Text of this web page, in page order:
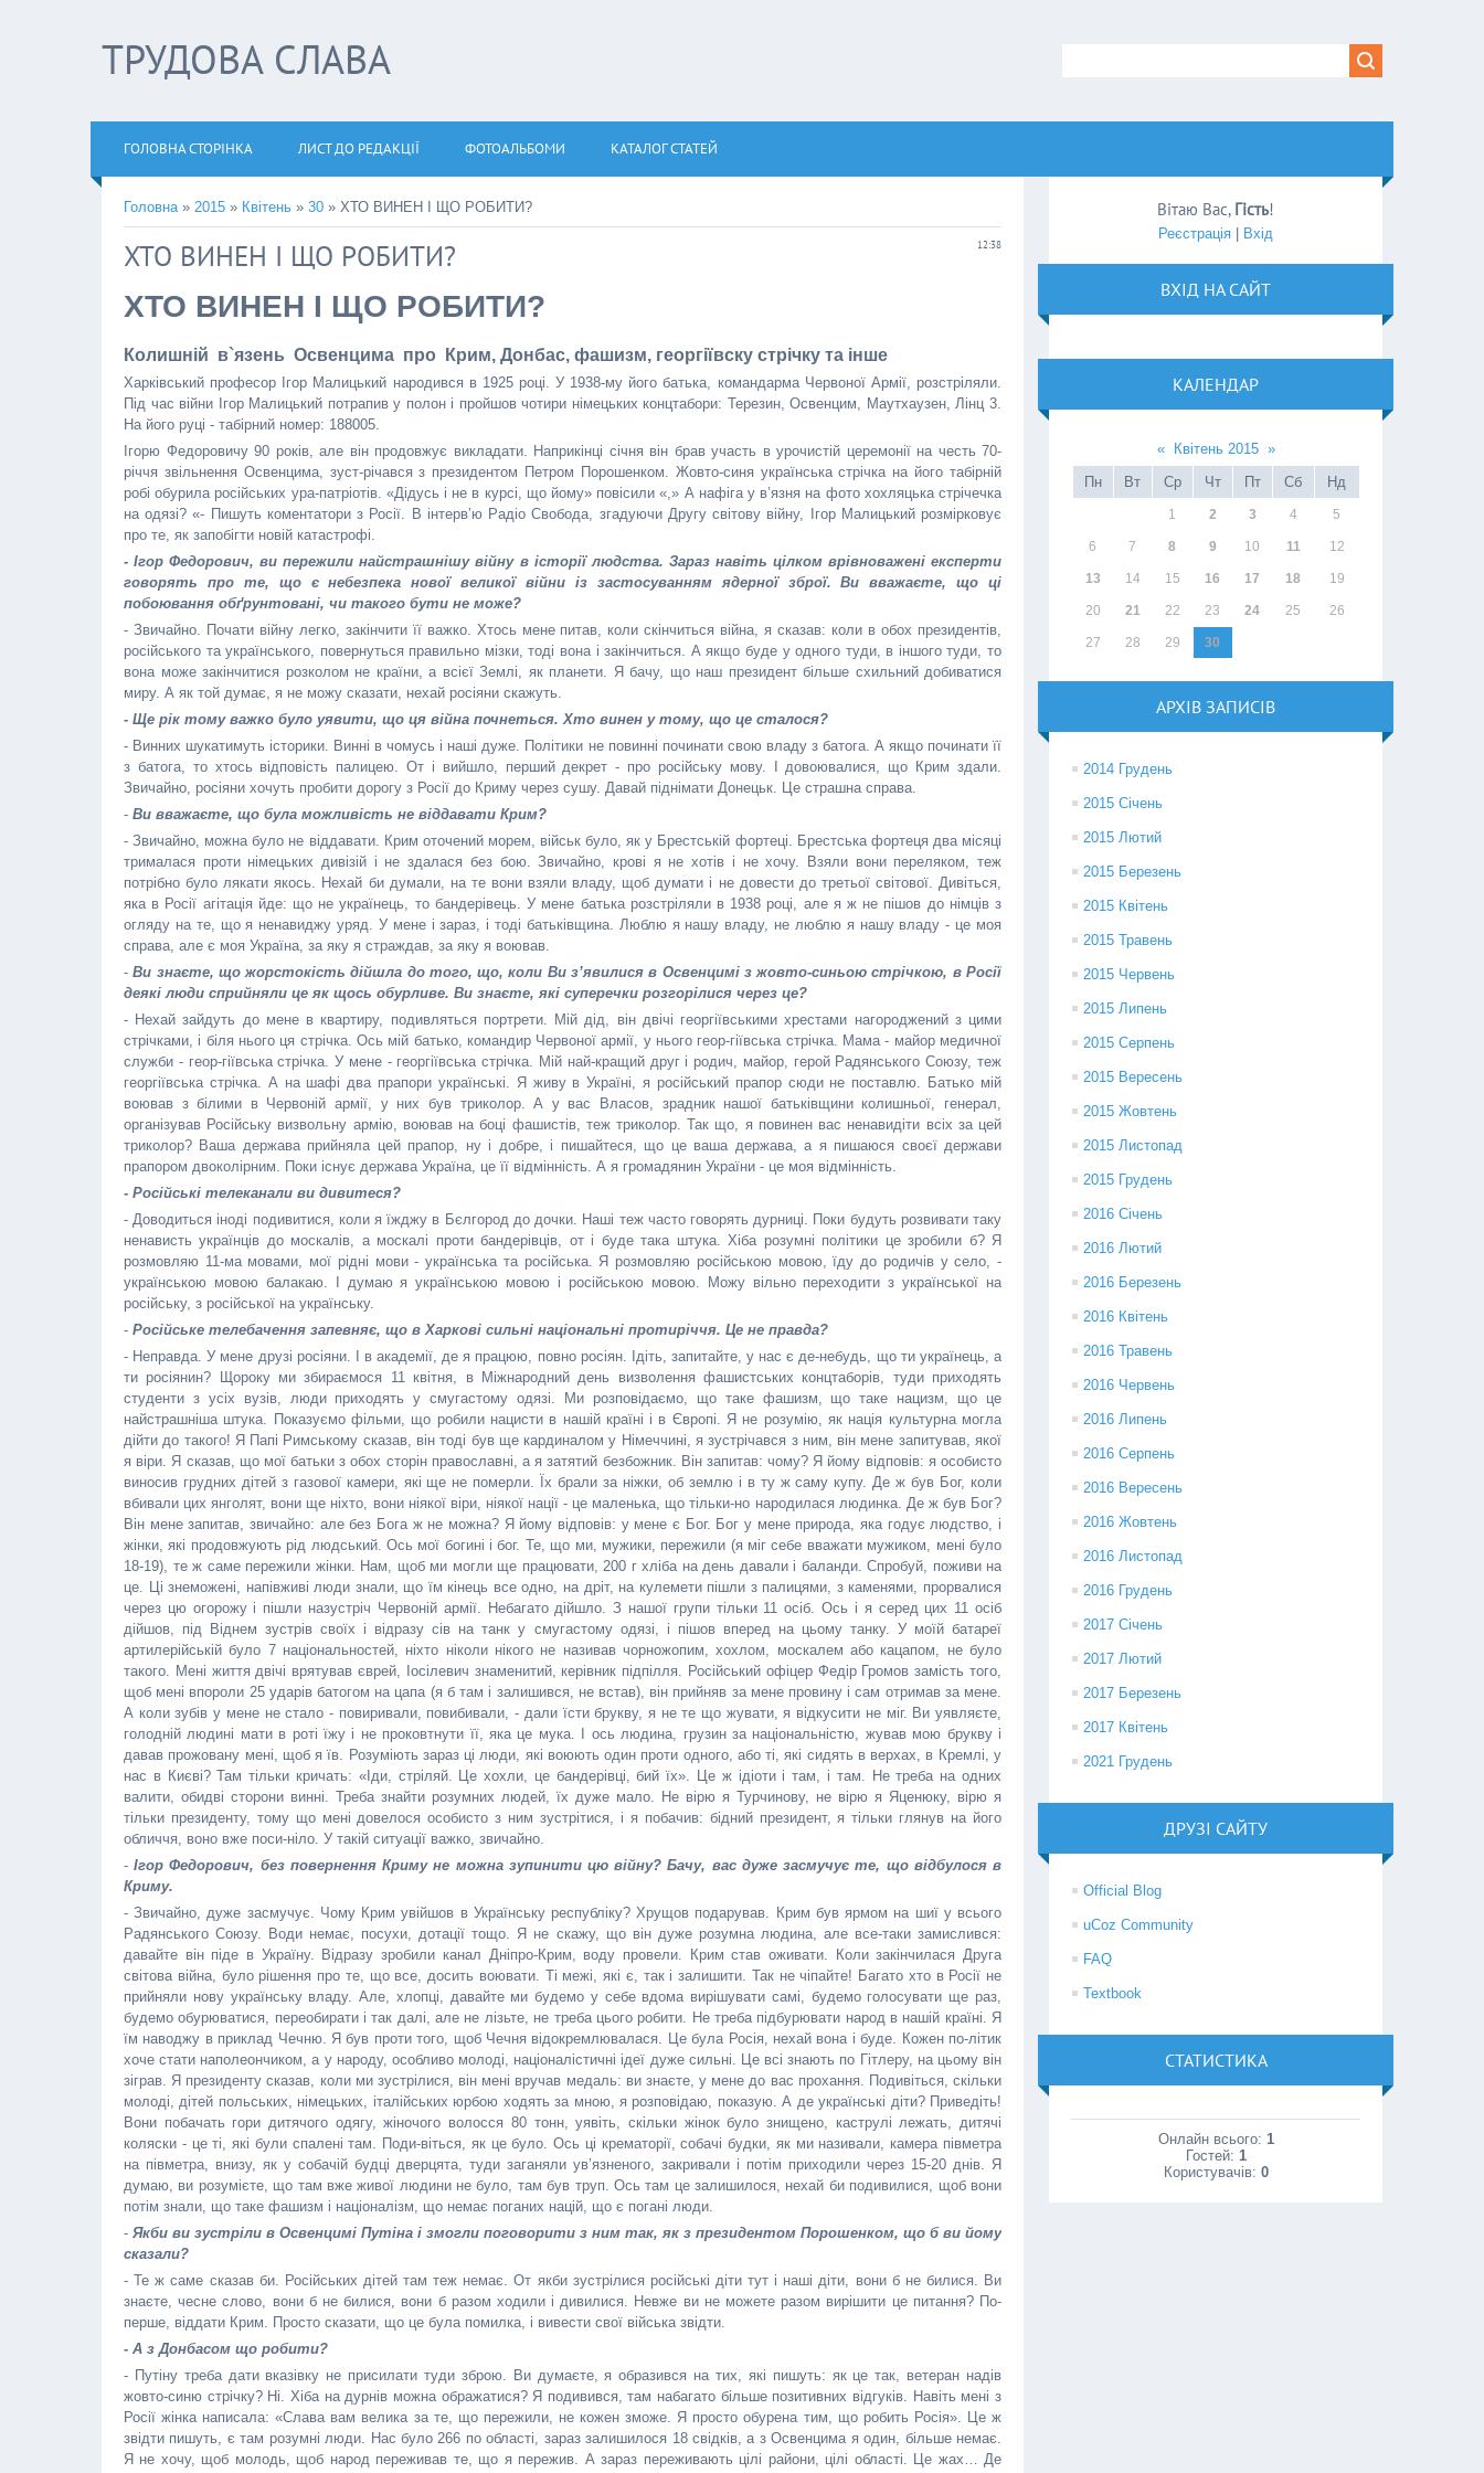
ТРУДОВА СЛАВА
ГОЛОВНА СТОРІНКА ЛИСТ ДО РЕДАКЦІЇ ФОТОАЛЬБОМИ КАТАЛОГ СТАТЕЙ
Головна» 2015 » Квітень » 30 » ХТО ВИНЕН І ЩО РОБИТИ?
12:38
ХТО ВИНЕН І ЩО РОБИТИ?
ХТО ВИНЕН І ЩО РОБИТИ?
Колишній в`язень Освенцима про Крим, Донбас, фашизм, георгіївску стрічку та інше
Харківський професор Ігор Малицький народився в 1925 році. У 1938-му його батька, командарма Червоної Армії, розстріляли.
Під час війни Ігор Малицький потрапив у полон і пройшов чотири німецьких концтабори: Терезин, Освенцим, Маутхаузен, Лінц 3.
На його руці - табірний номер: 188005.
Ігорю Федоровичу 90 років, але він продовжує викладати. Наприкінці січня він брав участь в урочистій церемонії на честь 70-
річчя звільнення Освенцима, зуст-річався з президентом Петром Порошенком. Жовто-синя українська стрічка на його табірній
робі обурила російських ура-патріотів. «Дідусь і не в курсі, що йому» повісили «,» А нафіга у в’язня на фото хохляцька стрічечка
на одязі? «- Пишуть коментатори з Росії. В інтерв’ю Радіо Свобода, згадуючи Другу світову війну, Ігор Малицький розмірковує
про те, як запобігти новій катастрофі.
- Ігор Федорович, ви пережили найстрашнішу війну в історії людства. Зараз навіть цілком врівноважені експерти
говорять про те, що є небезпека нової великої війни із застосуванням ядерної зброї. Ви вважаєте, що ці
побоювання обґрунтовані, чи такого бути не може?
- Звичайно. Почати війну легко, закінчити її важко. Хтось мене питав, коли скінчиться війна, я сказав: коли в обох президентів,
російського та українського, повернуться правильно мізки, тоді вона і закінчиться. А якщо буде у одного туди, в іншого туди, то
вона може закінчитися розколом не країни, а всієї Землі, як планети. Я бачу, що наш президент більше схильний добиватися
миру. А як той думає, я не можу сказати, нехай росіяни скажуть.
- Ще рік тому важко було уявити, що ця війна почнеться. Хто винен у тому, що це сталося?
- Винних шукатимуть історики. Винні в чомусь і наші дуже. Політики не повинні починати свою владу з батога. А якщо починати її
з батога, то хтось відповість палицею. От і вийшло, перший декрет - про російську мову. І довоювалися, що Крим здали.
Звичайно, росіяни хочуть пробити дорогу з Росії до Криму через сушу. Давай піднімати Донецьк. Це страшна справа.
- Ви вважаєте, що була можливість не віддавати Крим?
- Звичайно, можна було не віддавати. Крим оточений морем, військ було, як у Брестській фортеці. Брестська фортеця два місяці
трималася проти німецьких дивізій і не здалася без бою. Звичайно, крові я не хотів і не хочу. Взяли вони переляком, теж
потрібно було лякати якось. Нехай би думали, на те вони взяли владу, щоб думати і не довести до третьої світової. Дивіться,
яка в Росії агітація йде: що не українець, то бандерівець. У мене батька розстріляли в 1938 році, але я ж не пішов до німців з
огляду на те, що я ненавиджу уряд. У мене і зараз, і тоді батьківщина. Люблю я нашу владу, не люблю я нашу владу - це моя
справа, але є моя Україна, за яку я страждав, за яку я воював.
- Ви знаєте, що жорстокість дійшла до того, що, коли Ви з’явилися в Освенцимі з жовто-синьою стрічкою, в Росії
деякі люди сприйняли це як щось обурливе. Ви знаєте, які суперечки розгорілися через це?
- Нехай зайдуть до мене в квартиру, подивляться портрети. Мій дід, він двічі георгіївськими хрестами нагороджений з цими
стрічками, і біля нього ця стрічка. Ось мій батько, командир Червоної армії, у нього геор-гіївська стрічка. Мама - майор медичної
служби - геор-гіївська стрічка. У мене - георгіївська стрічка. Мій най-кращий друг і родич, майор, герой Радянського Союзу, теж
георгіївська стрічка. А на шафі два прапори українські. Я живу в Україні, я російський прапор сюди не поставлю. Батько мій
воював з білими в Червоній армії, у них був триколор. А у вас Власов, зрадник нашої батьківщини колишньої, генерал,
організував Російську визвольну армію, воював на боці фашистів, теж триколор. Так що, я повинен вас ненавидіти всіх за цей
триколор? Ваша держава прийняла цей прапор, ну і добре, і пишайтеся, що це ваша держава, а я пишаюся своєї держави
прапором двоколірним. Поки існує держава Україна, це її відмінність. А я громадянин України - це моя відмінність.
- Російські телеканали ви дивитеся?
- Доводиться іноді подивитися, коли я їжджу в Бєлгород до дочки. Наші теж часто говорять дурниці. Поки будуть розвивати таку
ненависть українців до москалів, а москалі проти бандерівців, от і буде така штука. Хіба розумні політики це зробили б? Я
розмовляю 11-ма мовами, мої рідні мови - українська та російська. Я розмовляю російською мовою, їду до родичів у село, -
українською мовою балакаю. І думаю я українською мовою і російською мовою. Можу вільно переходити з української на
російську, з російської на українську.
- Російське телебачення запевняє, що в Харкові сильні національні протиріччя. Це не правда?
- Неправда. У мене друзі росіяни. І в академії, де я працюю, повно росіян. Ідіть, запитайте, у нас є де-небудь, що ти українець, а
ти росіянин? Щороку ми збираємося 11 квітня, в Міжнародний день визволення фашистських концтаборів, туди приходять
студенти з усіх вузів, люди приходять у смугастому одязі. Ми розповідаємо, що таке фашизм, що таке нацизм, що це
найстрашніша штука. Показуємо фільми, що робили нацисти в нашій країні і в Європі. Я не розумію, як нація культурна могла
дійти до такого! Я Папі Римському сказав, він тоді був ще кардиналом у Німеччині, я зустрічався з ним, він мене запитував, якої
я віри. Я сказав, що мої батьки з обох сторін православні, а я затятий безбожник. Він запитав: чому? Я йому відповів: я особисто
виносив грудних дітей з газової камери, які ще не померли. Їх брали за ніжки, об землю і в ту ж саму купу. Де ж був Бог, коли
вбивали цих янголят, вони ще ніхто, вони ніякої віри, ніякої нації - це маленька, що тільки-но народилася людинка. Де ж був Бог?
Він мене запитав, звичайно: але без Бога ж не можна? Я йому відповів: у мене є Бог. Бог у мене природа, яка годує людство, і
жінки, які продовжують рід людський. Ось мої богині і бог. Те, що ми, мужики, пережили (я міг себе вважати мужиком, мені було
18-19), те ж саме пережили жінки. Нам, щоб ми могли ще працювати, 200 г хліба на день давали і баланди. Спробуй, поживи на
це. Ці знеможені, напівживі люди знали, що їм кінець все одно, на дріт, на кулемети пішли з палицями, з каменями, прорвалися
через цю огорожу і пішли назустріч Червоній армії. Небагато дійшло. З нашої групи тільки 11 осіб. Ось і я серед цих 11 осіб
дійшов, під Віднем зустрів своїх і відразу сів на танк у смугастому одязі, і пішов вперед на цьому танку. У моїй батареї
артилерійській було 7 національностей, ніхто ніколи нікого не називав чорножопим, хохлом, москалем або кацапом, не було
такого. Мені життя двічі врятував єврей, Іосілевич знаменитий, керівник підпілля. Російський офіцер Федір Громов замість того,
щоб мені впороли 25 ударів батогом на цапа (я б там і залишився, не встав), він прийняв за мене провину і сам отримав за мене.
А коли зубів у мене не стало - повиривали, повибивали, - дали їсти брукву, я не те що жувати, я відкусити не міг. Ви уявляєте,
голодній людині мати в роті їжу і не проковтнути її, яка це мука. І ось людина, грузин за національністю, жував мою брукву і
давав прожовану мені, щоб я їв. Розуміють зараз ці люди, які воюють один проти одного, або ті, які сидять в верхах, в Кремлі, у
нас в Києві? Там тільки кричать: «Іди, стріляй. Це хохли, це бандерівці, бий їх». Це ж ідіоти і там, і там. Не треба на одних
валити, обидві сторони винні. Треба знайти розумних людей, їх дуже мало. Не вірю я Турчинову, не вірю я Яценюку, вірю я
тільки президенту, тому що мені довелося особисто з ним зустрітися, і я побачив: бідний президент, я тільки глянув на його
обличчя, воно вже поси-ніло. У такій ситуації важко, звичайно.
- Ігор Федорович, без повернення Криму не можна зупинити цю війну? Бачу, вас дуже засмучує те, що відбулося в
Криму.
- Звичайно, дуже засмучує. Чому Крим увійшов в Українську республіку? Хрущов подарував. Крим був ярмом на шиї у всього
Радянського Союзу. Води немає, посухи, дотації тощо. Я не скажу, що він дуже розумна людина, але все-таки замислився:
давайте він піде в Україну. Відразу зробили канал Дніпро-Крим, воду провели. Крим став оживати. Коли закінчилася Друга
світова війна, було рішення про те, що все, досить воювати. Ті межі, які є, так і залишити. Так не чіпайте! Багато хто в Росії не
прийняли нову українську владу. Але, хлопці, давайте ми будемо у себе вдома вирішувати самі, будемо голосувати ще раз,
будемо обурюватися, переобирати і так далі, але не лізьте, не треба цього робити. Не треба підбурювати народ в нашій країні. Я
їм наводжу в приклад Чечню. Я був проти того, щоб Чечня відокремлювалася. Це була Росія, нехай вона і буде. Кожен по-літик
хоче стати наполеончиком, а у народу, особливо молоді, націоналістичні ідеї дуже сильні. Це всі знають по Гітлеру, на цьому він
зіграв. Я президенту сказав, коли ми зустрілися, він мені вручав медаль: ви знаєте, у мене до вас прохання. Подивіться, скільки
молоді, дітей польських, німецьких, італійських юрбою ходять за мною, я розповідаю, показую. А де українські діти? Приведіть!
Вони побачать гори дитячого одягу, жіночого волосся 80 тонн, уявіть, скільки жінок було знищено, каструлі лежать, дитячі
коляски - це ті, які були спалені там. Поди-віться, як це було. Ось ці крематорії, собачі будки, як ми називали, камера півметра
на півметра, внизу, як у собачій будці дверцята, туди заганяли ув’язненого, закривали і потім приходили через 15-20 днів. Я
думаю, ви розумієте, що там вже живої людини не було, там був труп. Ось там це залишилося, нехай би подивилися, щоб вони
потім знали, що таке фашизм і націоналізм, що немає поганих націй, що є погані люди.
- Якби ви зустріли в Освенцимі Путіна і змогли поговорити з ним так, як з президентом Порошенком, що б ви йому
сказали?
- Те ж саме сказав би. Російських дітей там теж немає. От якби зустрілися російські діти тут і наші діти, вони б не билися. Ви
знаєте, чесне слово, вони б не билися, вони б разом ходили і дивилися. Невже ви не можете разом вирішити це питання? По-
перше, віддати Крим. Просто сказати, що це була помилка, і вивести свої війська звідти.
- А з Донбасом що робити?
- Путіну треба дати вказівку не присилати туди зброю. Ви думаєте, я образився на тих, які пишуть: як це так, ветеран надів
жовто-синю стрічку? Ні. Хіба на дурнів можна ображатися? Я подивився, там набагато більше позитивних відгуків. Навіть мені з
Росії жінка написала: «Слава вам велика за те, що пережили, не кожен зможе. Я просто обурена тим, що робить Росія». Це ж
звідти пишуть, є там розумні люди. Нас було 266 по області, зараз залишилося 18 свідків, а з Освенцима я один, більше немає.
Я не хочу, щоб молодь, щоб народ переживав те, що я пережив. А зараз переживають цілі райони, цілі області. Це жах… Де
Вітаю Вас, Гість!
Реєстрація Вхід
ВХІД НА САЙТ
КАЛЕНДАР
« Квітень 2015 »
Пн
Вт Ср Чт Пт Сб Нд
1 2 3 4 5
6 7 8 9 10 11 12
13 14 15 16 17 18 19
20 21 22 23 24 25 26
27 28 29 30
АРХІВ ЗАПИСІВ
2014 Грудень
2015 Січень
2015 Лютий
2015 Березень
2015 Квітень
2015 Травень
2015 Червень
2015 Липень
2015 Серпень
2015 Вересень
2015 Жовтень
2015 Листопад
2015 Грудень
2016 Січень
2016 Лютий
2016 Березень
2016 Квітень
2016 Травень
2016 Червень
2016 Липень
2016 Серпень
2016 Вересень
2016 Жовтень
2016 Листопад
2016 Грудень
2017 Січень
2017 Лютий
2017 Березень
2017 Квітень
2021 Грудень
ДРУЗІ САЙТУ
Official Blog
uCoz Community
FAQ
Textbook
СТАТИСТИКА
Онлайн всього: 1
Гостей: 1
Користувачів: 0